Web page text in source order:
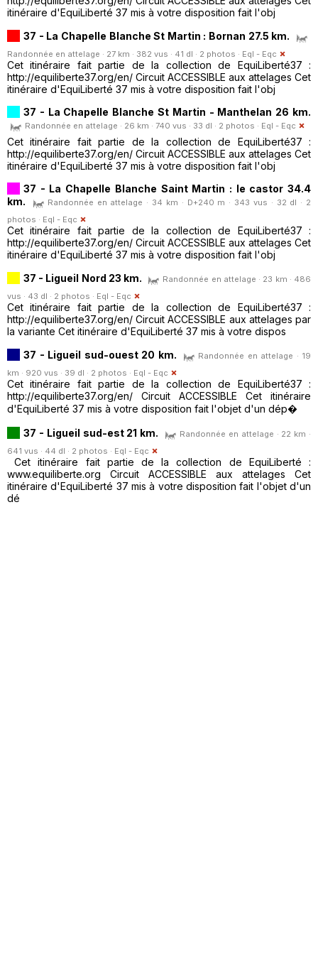
itinéraire d'EquiLiberté 37 mis à votre disposition fait l'obj
37 - La Chapelle Blanche St Martin : Bornan 27.5 km.
Randonnée en attelage · 27 km · 382 vus · 41 dl · 2 photos · Eql - Eqc
Cet itinéraire fait partie de la collection de EquiLiberté37 :
http://equiliberte37.org/en/ Circuit ACCESSIBLE aux attelages Cet
itinéraire d'EquiLiberté 37 mis à votre disposition fait l'obj
37 - La Chapelle Blanche St Martin - Manthelan 26 km.
Randonnée en attelage · 26 km · 740 vus · 33 dl · 2 photos · Eql - Eqc
Cet itinéraire fait partie de la collection de EquiLiberté37 :
http://equiliberte37.org/en/ Circuit ACCESSIBLE aux attelages Cet
itinéraire d'EquiLiberté 37 mis à votre disposition fait l'obj
37 - La Chapelle Blanche Saint Martin : le castor 34.4
km.
Randonnée en attelage · 34 km · D+240 m · 343 vus · 32 dl · 2
photos · Eql - Eqc
Cet itinéraire fait partie de la collection de EquiLiberté37 :
http://equiliberte37.org/en/ Circuit ACCESSIBLE aux attelages Cet
itinéraire d'EquiLiberté 37 mis à votre disposition fait l'obj
37 - Ligueil Nord 23 km.
Randonnée en attelage · 23 km · 486
vus · 43 dl · 2 photos · Eql - Eqc
Cet itinéraire fait partie de la collection de EquiLiberté37 :
http://equiliberte37.org/en/ Circuit ACCESSIBLE aux attelages par
la variante Cet itinéraire d'EquiLiberté 37 mis à votre dispos
37 - Ligueil sud-ouest 20 km.
Randonnée en attelage · 19
km · 920 vus · 39 dl · 2 photos · Eql - Eqc
Cet itinéraire fait partie de la collection de EquiLiberté37 :
http://equiliberte37.org/en/ Circuit ACCESSIBLE Cet itinéraire
d'EquiLiberté 37 mis à votre disposition fait l'objet d'un dép�
37 - Ligueil sud-est 21 km.
Randonnée en attelage · 22 km ·
641 vus · 44 dl · 2 photos · Eql - Eqc
Cet itinéraire fait partie de la collection de EquiLiberté :
www.equiliberte.org Circuit ACCESSIBLE aux attelages Cet
itinéraire d'EquiLiberté 37 mis à votre disposition fait l'objet d'un
dé